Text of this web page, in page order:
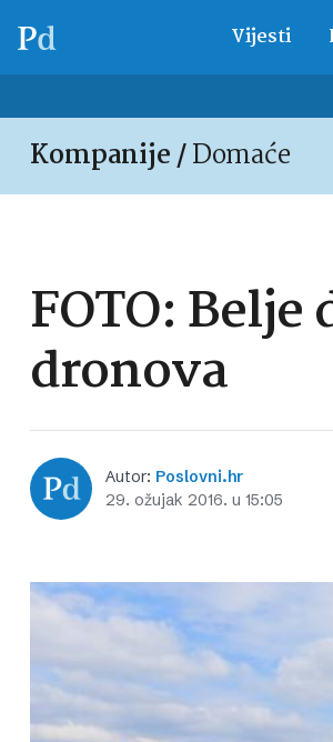
Vijesti
Kompanije /Domaće
FOTO:
dronova
Autor: Poslovni.hr
29. ožujak 2016. u 15:05